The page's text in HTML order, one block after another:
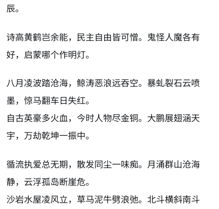
辰。
诗高黄鹤岂余能，民主自由皆可憎。鬼怪人魔各有
好，启蒙哪个作明灯。
八月凌波踏沧海，鲸涛恶浪远吞空。暴虬裂石云喷
墨，惊马翻车日失红。
自古英豪多火血，今时人物尽金铜。大鹏展翅涵天
宇，万劫乾坤一振中。
循流执爱总无期，散发同尘一味痴。月涌群山沧海
静，云浮孤岛断崖危。
沙岩水屋凌风立，草马泥牛劈浪弛。北斗横斜南斗